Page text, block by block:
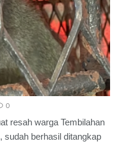
0
resah warga Tembilahan
sudah berhasil ditangkap